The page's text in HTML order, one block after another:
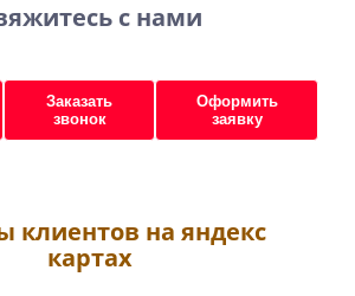
с нами
Заказать
звонок
Оформить
заявку
клиентов на яндекс
картах